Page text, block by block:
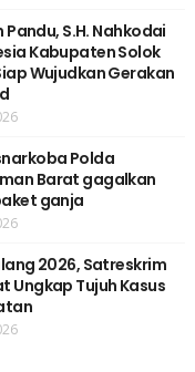
Pandu, S.H. Nahkodai
Kabupaten Solok
Wujudkan Gerakan
Polda
Barat gagalkan
ganja
2026, Satreskrim
Ungkap Tujuh Kasus